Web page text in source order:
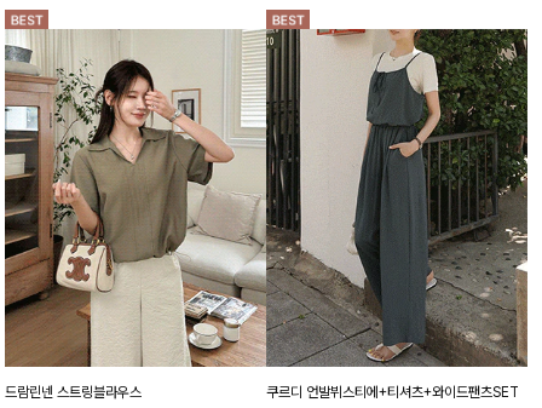
드람린넨 스트링블라우스 쿠르디 언발뷔스티에+티셔츠+와이드팬츠SET